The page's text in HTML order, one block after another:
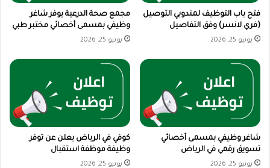
فتح باب التوظيف لمندوبي التوصيل
(فري لانسر) وفق التفاصيل
يونيو 25, 2026
مجمع صحة الدرعية يوفر شاغر
وظيفي بمسمى أخصائي مختبر طبي
يونيو 25, 2026
شاغر وظيفي بمسمى أخصائي
تسويق رقمي في الرياض
يونيو 25, 2026
كوفي في الرياض يعلن عن توفر
وظيفة موظفة استقبال
يونيو 25, 2026